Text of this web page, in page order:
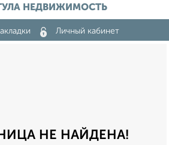
НЕДВИЖИМОСТЬ
Личный кабинет
НЕ НАЙДЕНА!